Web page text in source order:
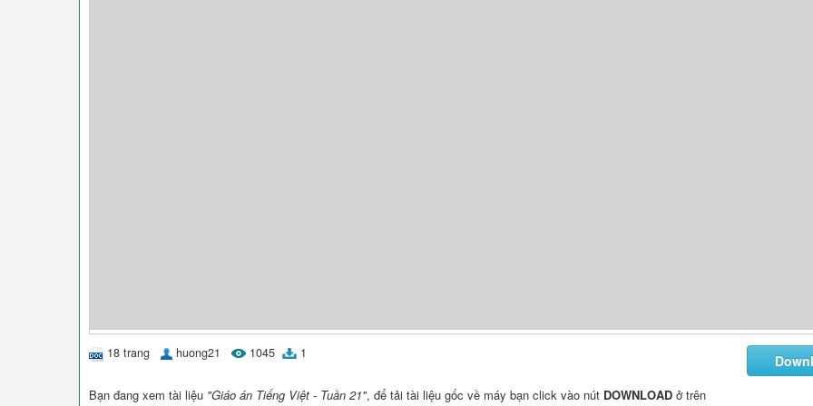
18 trang huong21 1045 1
Bạn đang xem tài liệu "Giáo án Tiếng Việt - Tuần 21", để tải tài liệu gốc về máy bạn click vào nút DOWNLOAD ở trên